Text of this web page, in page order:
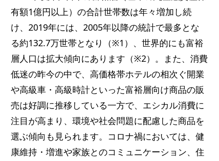
有額1億円以上）の合計世帯数は年々増加し続
け、2019年には、2005年以降の統計で最多とな
る約132.7万世帯となり（※1）、世界的にも富裕
層人口は拡大傾向にあります（※2）。また、消費
低迷の昨今の中で、高価格帯ホテルの相次ぐ開業
や高級車・高級時計といった富裕層向け商品の販
売は好調に推移している一方で、エシカル消費に
注目が高まり、環境や社会問題に配慮した商品を
選ぶ傾向も見られます。コロナ禍においては、健
康維持・増進や家族とのコミュニケーション、住